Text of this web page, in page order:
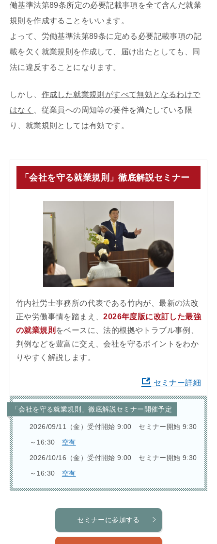
働基準法第89条所定の必要記載事項を全て含んだ就業
規則を作成することをいいます。
よって、労働基準法第89条に定める必要記載事項の記
載を欠く就業規則を作成して、届け出たとしても、同
法に違反することになります。
しかし、 作成した就業規則がすべて無効となるわけで
はなく
、従業員への周知等の要件を満たしている限
り、就業規則としては有効です。
「会社を守る就業規則」徹底解説セミナー
竹内社労士事務所の代表である竹内が、最新の法改
正や労働事情を踏まえ、2026年度版に改訂した最強
の就業規則 をベースに、法的根拠やトラブル事例、
判例などを豊富に交え、会社を守るポイントをわか
りやすく解説します。
セミナー詳細
「会社を守る就業規則」徹底解説セミナー開催予定
2026/09/11（金）受付開始 9:00 セミナー開始 9:30
～16:30 空有
2026/10/16（金）受付開始 9:00 セミナー開始 9:30
～16:30 空有
セミナーに参加する